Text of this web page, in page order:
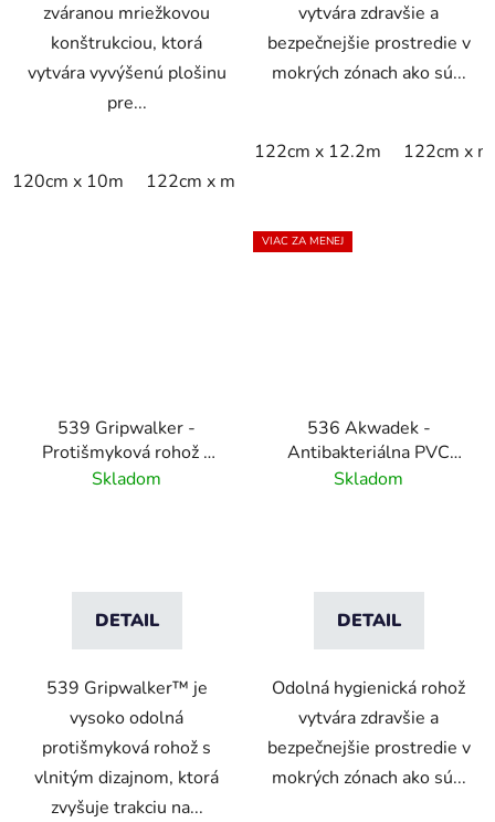
zváranou mriežkovou
konštrukciou, ktorá
vytvára vyvýšenú plošinu
pre...
120cm x 10m 122cm x m
vytvára zdravšie a
bezpečnejšie prostredie v
mokrých zónach ako sú...
122cm x 12.2m 122cm x m
539 Gripwalker -
Protišmyková rohož s
vlnitým dizajnom - sivá
Skladom
DETAIL
539 Gripwalker™ je
vysoko odolná
protišmyková rohož s
vlnitým dizajnom, ktorá
zvyšuje trakciu na...
VIAC ZA MENEJ
536 Akwadek -
Antibakteriálna PVC
mriežkovaná záťažová
Skladom
DETAIL
Odolná hygienická rohož
vytvára zdravšie a
bezpečnejšie prostredie v
mokrých zónach ako sú...